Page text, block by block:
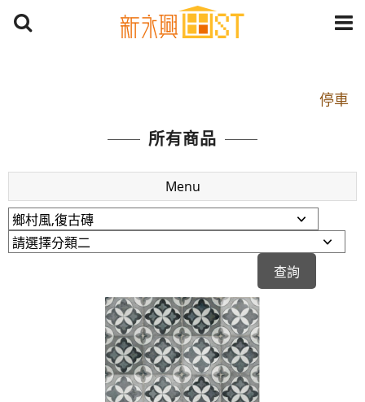
停車
捷運： 中和線【頂溪站 2 號出口】往中山路1段139
原Line已滿 無法加Line好友 請親愛的客戶加入
LINE官方帳號@a0975005573
開車：中山路1段 到永平路路口(樂華夜市口)門口可
停車
捷運： 中和線【頂溪站 2 號出口】往中山路1段139
原Line已滿 無法加Line好友 請親愛的客戶加入
LINE官方帳號@a0975005573
所有商品
Menu